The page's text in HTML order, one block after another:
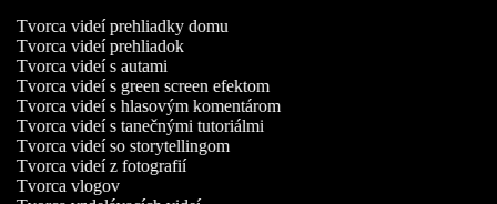
Tvorca videí prehliadky domu
Tvorca videí prehliadok
Tvorca videí s autami
Tvorca videí s green screen efektom
Tvorca videí s hlasovým komentárom
Tvorca videí s tanečnými tutoriálmi
Tvorca videí so storytellingom
Tvorca videí z fotografií
Tvorca vlogov